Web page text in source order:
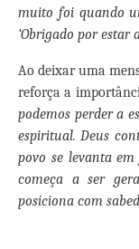
muito foi quando
‘Obrigado por estar
Ao deixar uma
reforça a
podemos perder a
espiritual. Deus
povo se levanta
começa a ser
posiciona com